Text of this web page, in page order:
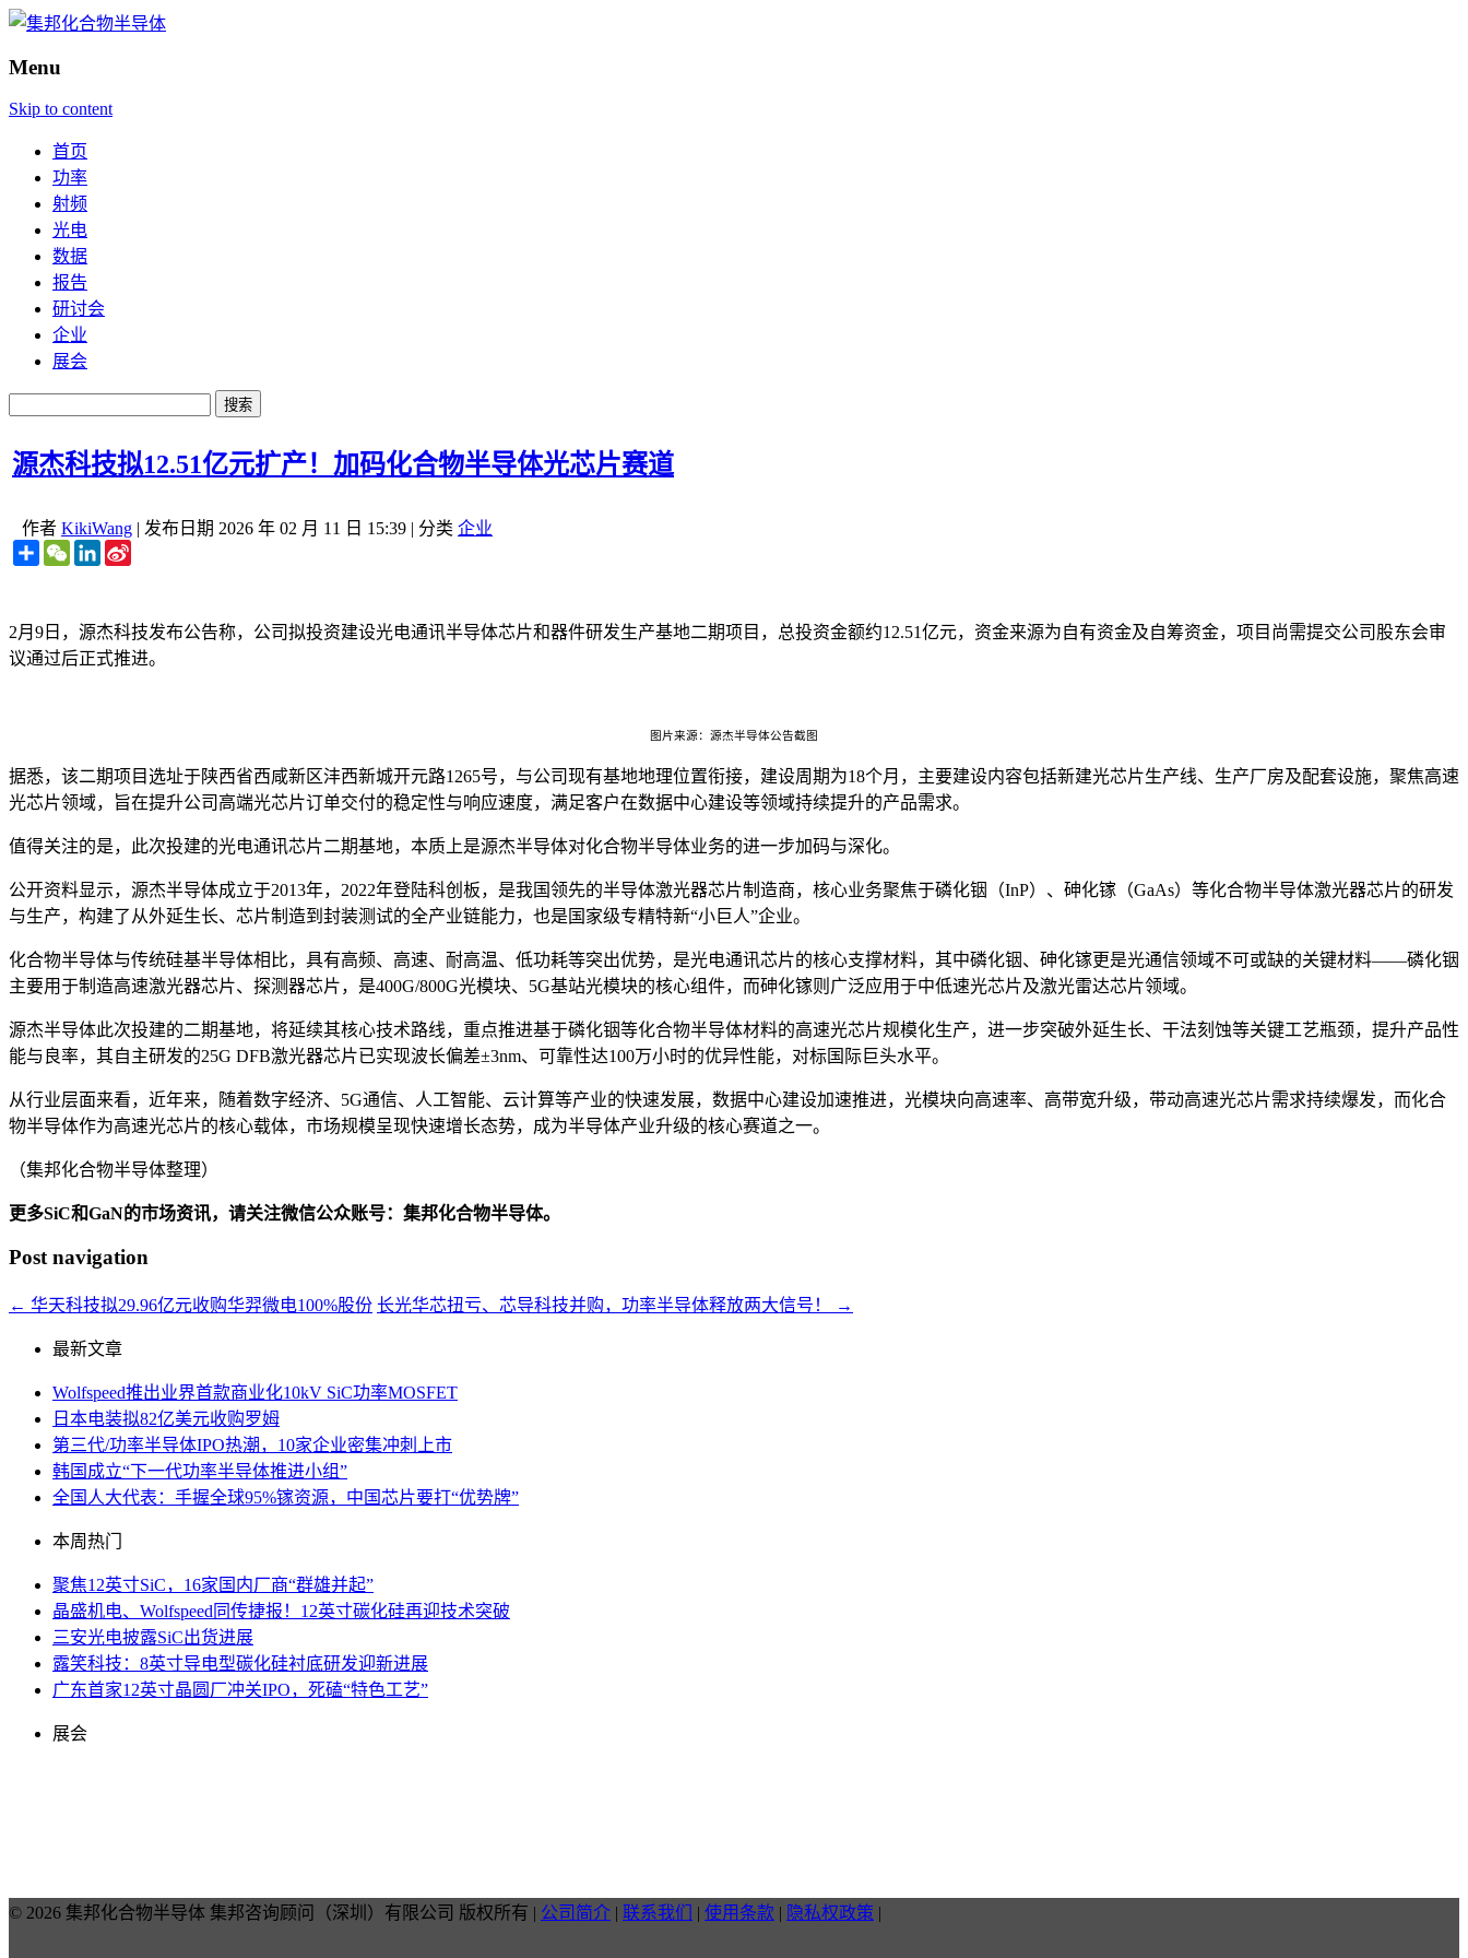
Menu
Skip to content
首页
功率
射频
光电
数据
报告
研讨会
企业
展会
源杰科技拟12.51亿元扩产！加码化合物半导体光芯片赛道
作者 KikiWang | 发布日期 2026 年 02 月 11 日 15:39 | 分类 企业
ShareWeChatLinkedIn
2月9日，源杰科技发布公告称，公司拟投资建设光电通讯半导体芯片和器件研发生产基地二期项目，总投资金额约12.51亿元，资金来源为自有资金及自筹资金，项目尚需提交公司股东会审
议通过后正式推进。
图片来源：源杰半导体公告截图
据悉，该二期项目选址于陕西省西咸新区沣西新城开元路1265号，与公司现有基地地理位置衔接，建设周期为18个月，主要建设内容包括新建光芯片生产线、生产厂房及配套设施，聚焦高速
光芯片领域，旨在提升公司高端光芯片订单交付的稳定性与响应速度，满足客户在数据中心建设等领域持续提升的产品需求。
值得关注的是，此次投建的光电通讯芯片二期基地，本质上是源杰半导体对化合物半导体业务的进一步加码与深化。
公开资料显示，源杰半导体成立于2013年，2022年登陆科创板，是我国领先的半导体激光器芯片制造商，核心业务聚焦于磷化铟（InP）、砷化镓（GaAs）等化合物半导体激光器芯片的研发
与生产，构建了从外延生长、芯片制造到封装测试的全产业链能力，也是国家级专精特新“小巨人”企业。
化合物半导体与传统硅基半导体相比，具有高频、高速、耐高温、低功耗等突出优势，是光电通讯芯片的核心支撑材料，其中磷化铟、砷化镓更是光通信领域不可或缺的关键材料——磷化铟
主要用于制造高速激光器芯片、探测器芯片，是400G/800G光模块、5G基站光模块的核心组件，而砷化镓则广泛应用于中低速光芯片及激光雷达芯片领域。
源杰半导体此次投建的二期基地，将延续其核心技术路线，重点推进基于磷化铟等化合物半导体材料的高速光芯片规模化生产，进一步突破外延生长、干法刻蚀等关键工艺瓶颈，提升产品性
能与良率，其自主研发的25G DFB激光器芯片已实现波长偏差±3nm、可靠性达100万小时的优异性能，对标国际巨头水平。
从行业层面来看，近年来，随着数字经济、5G通信、人工智能、云计算等产业的快速发展，数据中心建设加速推进，光模块向高速率、高带宽升级，带动高速光芯片需求持续爆发，而化合
物半导体作为高速光芯片的核心载体，市场规模呈现快速增长态势，成为半导体产业升级的核心赛道之一。
（集邦化合物半导体整理）
更多SiC和GaN的市场资讯，请关注微信公众账号：集邦化合物半导体。
Post navigation
← 华天科技拟29.96亿元收购华羿微电100%股份 长光华芯扭亏、芯导科技并购，功率半导体释放两大信号！ →
最新文章
Wolfspeed推出业界首款商业化10kV SiC功率MOSFET
日本电装拟82亿美元收购罗姆
第三代/功率半导体IPO热潮，10家企业密集冲刺上市
韩国成立“下一代功率半导体推进小组”
全国人大代表：手握全球95%镓资源，中国芯片要打“优势牌”
本周热门
聚焦12英寸SiC，16家国内厂商“群雄并起”
晶盛机电、Wolfspeed同传捷报！12英寸碳化硅再迎技术突破
三安光电披露SiC出货进展
露笑科技：8英寸导电型碳化硅衬底研发迎新进展
广东首家12英寸晶圆厂冲关IPO，死磕“特色工艺”
展会
© 2026 集邦化合物半导体 集邦咨询顾问（深圳）有限公司 版权所有 | 公司简介 | 联系我们 | 使用条款 | 隐私权政策 |